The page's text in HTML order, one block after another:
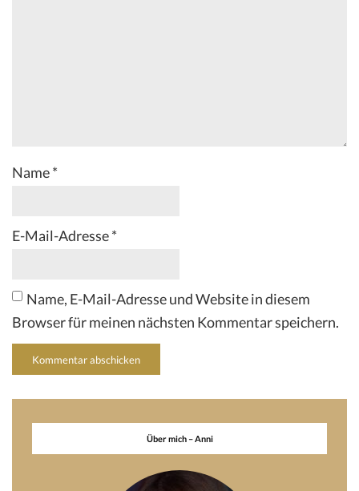
Name*
E-Mail-Adresse*
Name, E-Mail-Adresse und Website in diesem
Browser für meinen nächsten Kommentar speichern.
Über mich – Anni